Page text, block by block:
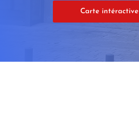
Carte intéractive